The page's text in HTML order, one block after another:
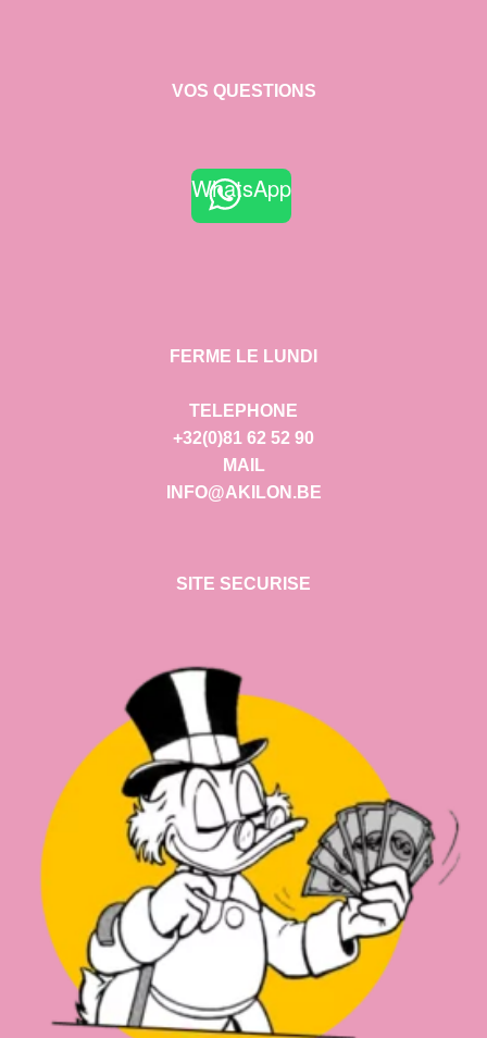
VOS QUESTIONS
WhatsApp
FERME LE LUNDI
TELEPHONE
+32(0)81 62 52 90
MAIL
INFO@AKILON.BE
SITE SECURISE